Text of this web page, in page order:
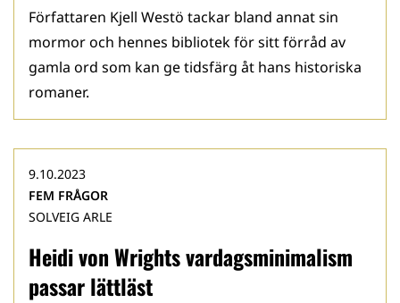
Författaren Kjell Westö tackar bland annat sin
mormor och hennes bibliotek för sitt förråd av
gamla ord som kan ge tidsfärg åt hans historiska
romaner.
Heidi von Wrights vardagsminimalism
passar lättläst
9.10.2023
FEM FRÅGOR
SOLVEIG ARLE